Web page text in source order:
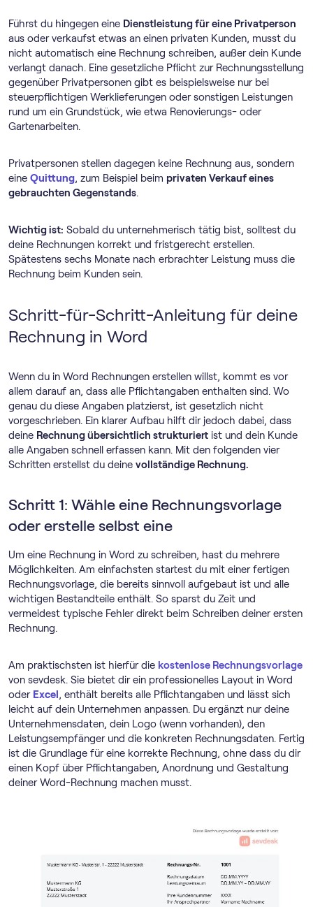
Führst du hingegen eine Dienstleistung für eine Privatperson
aus oder verkaufst etwas an einen privaten Kunden, musst du
nicht automatisch eine Rechnung schreiben, außer dein Kunde
verlangt danach. Eine gesetzliche Pflicht zur Rechnungsstellung
gegenüber Privatpersonen gibt es beispielsweise nur bei
steuerpflichtigen Werklieferungen oder sonstigen Leistungen
rund um ein Grundstück, wie etwa Renovierungs- oder
Gartenarbeiten.
Privatpersonen stellen dagegen keine Rechnung aus, sondern
eine Quittung, zum Beispiel beim privaten Verkauf eines
gebrauchten Gegenstands.
Wichtig ist: Sobald du unternehmerisch tätig bist, solltest du
deine Rechnungen korrekt und fristgerecht erstellen.
Spätestens sechs Monate nach erbrachter Leistung muss die
Rechnung beim Kunden sein.
Schritt-für-Schritt-Anleitung für deine
Rechnung in Word
Wenn du in Word Rechnungen erstellen willst, kommt es vor
allem darauf an, dass alle Pflichtangaben enthalten sind. Wo
genau du diese Angaben platzierst, ist gesetzlich nicht
vorgeschrieben. Ein klarer Aufbau hilft dir jedoch dabei, dass
deine Rechnung übersichtlich strukturiert ist und dein Kunde
alle Angaben schnell erfassen kann. Mit den folgenden vier
Schritten erstellst du deine vollständige Rechnung.
Schritt 1: Wähle eine Rechnungsvorlage
oder erstelle selbst eine
Um eine Rechnung in Word zu schreiben, hast du mehrere
Möglichkeiten. Am einfachsten startest du mit einer fertigen
Rechnungsvorlage, die bereits sinnvoll aufgebaut ist und alle
wichtigen Bestandteile enthält. So sparst du Zeit und
vermeidest typische Fehler direkt beim Schreiben deiner ersten
Rechnung.
Am praktischsten ist hierfür die kostenlose Rechnungsvorlage
von sevdesk. Sie bietet dir ein professionelles Layout in Word
oder Excel , enthält bereits alle Pflichtangaben und lässt sich
leicht auf dein Unternehmen anpassen. Du ergänzt nur deine
Unternehmensdaten, dein Logo (wenn vorhanden), den
Leistungsempfänger und die konkreten Rechnungsdaten. Fertig
ist die Grundlage für eine korrekte Rechnung, ohne dass du dir
einen Kopf über Pflichtangaben, Anordnung und Gestaltung
deiner Word-Rechnung machen musst.